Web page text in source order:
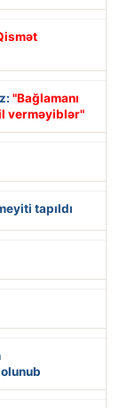
"Bağlamanı
verməyiblər"
tapıldı
olunub